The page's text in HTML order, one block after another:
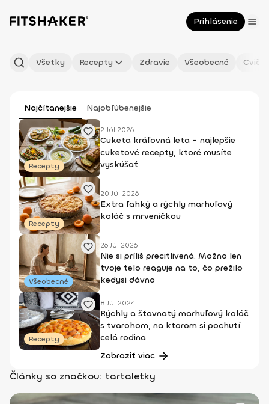
Prihlásenie
Všetky Recepty Zdravie Všeobecné
Najčítanejšie Najobľúbenejšie
Recepty
2 Júl 2026
Cuketa kráľovná leta - najlepšie
cuketové recepty, ktoré musíte
vyskúšať
Recepty
20 Júl 2026
Extra ľahký a rýchly marhuľový
koláč s mrveničkou
Všeobecné
26 Júl 2026
Nie si príliš precitlivená. Možno len
tvoje telo reaguje na to, čo prežilo
kedysi dávno
Recepty
8 Júl 2024
Rýchly a šťavnatý marhuľový koláč
s tvarohom, na ktorom si pochutí
celá rodina
Zobraziť viac
Články so značkou: tartaletky